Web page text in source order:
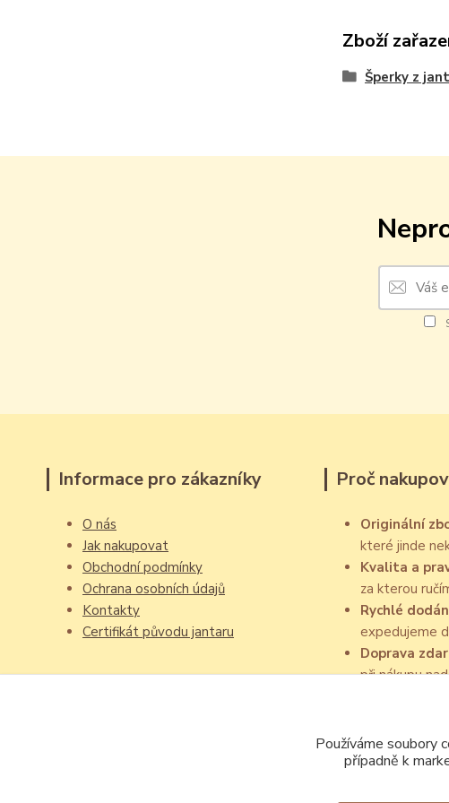
Zboží
Šperky z
Informace pro zákazníky
O nás
Jak nakupovat
Obchodní podmínky
Ochrana osobních údajů
Kontakty
Certifikát původu jantaru
Proč
Originální
které jinde
Kvalita a
za kterou
Rychlé
expedujeme
Doprava
při nákupu
Používáme soubory
případně k